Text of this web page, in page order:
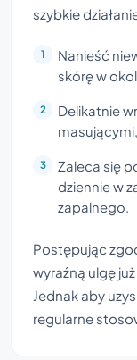
szybkie
Nanieść
skórę w
Delikatnie
Zaleca się
dziennie w
zapalnego.
Postępując
wyraźną ulgę
Jednak aby
regularne